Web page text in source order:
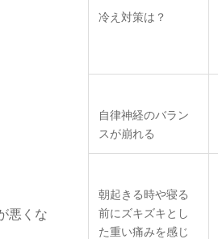
悪くな
冷え対策は？
自律神経のバラン
スが崩れる
朝起きる時や寝る
前にズキズキとし
た重い痛みを感じ